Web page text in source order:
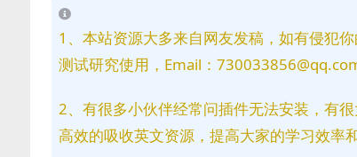
1、本站资源大多来自网友发稿，如有侵犯
测试研究使用，Email：
2、有很多小伙伴经常问插件无法安装，有
高效的吸收英文资源，提高大家的学习效率